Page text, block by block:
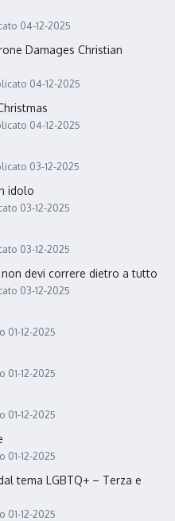
04-12-2025
Damages Christian
04-12-2025
04-12-2025
03-12-2025
idolo
03-12-2025
03-12-2025
devi correre dietro a tutto
03-12-2025
01-12-2025
01-12-2025
01-12-2025
01-12-2025
tema LGBTQ+ – Terza e
01-12-2025